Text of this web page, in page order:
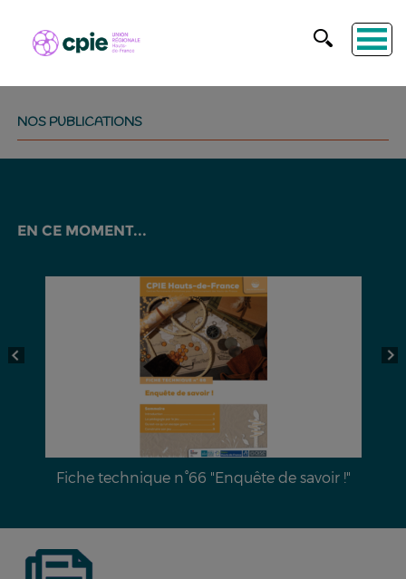
NOS PUBLICATIONS
EN CE MOMENT...
Dossier documentaire n°28 : L’érosion hydrique